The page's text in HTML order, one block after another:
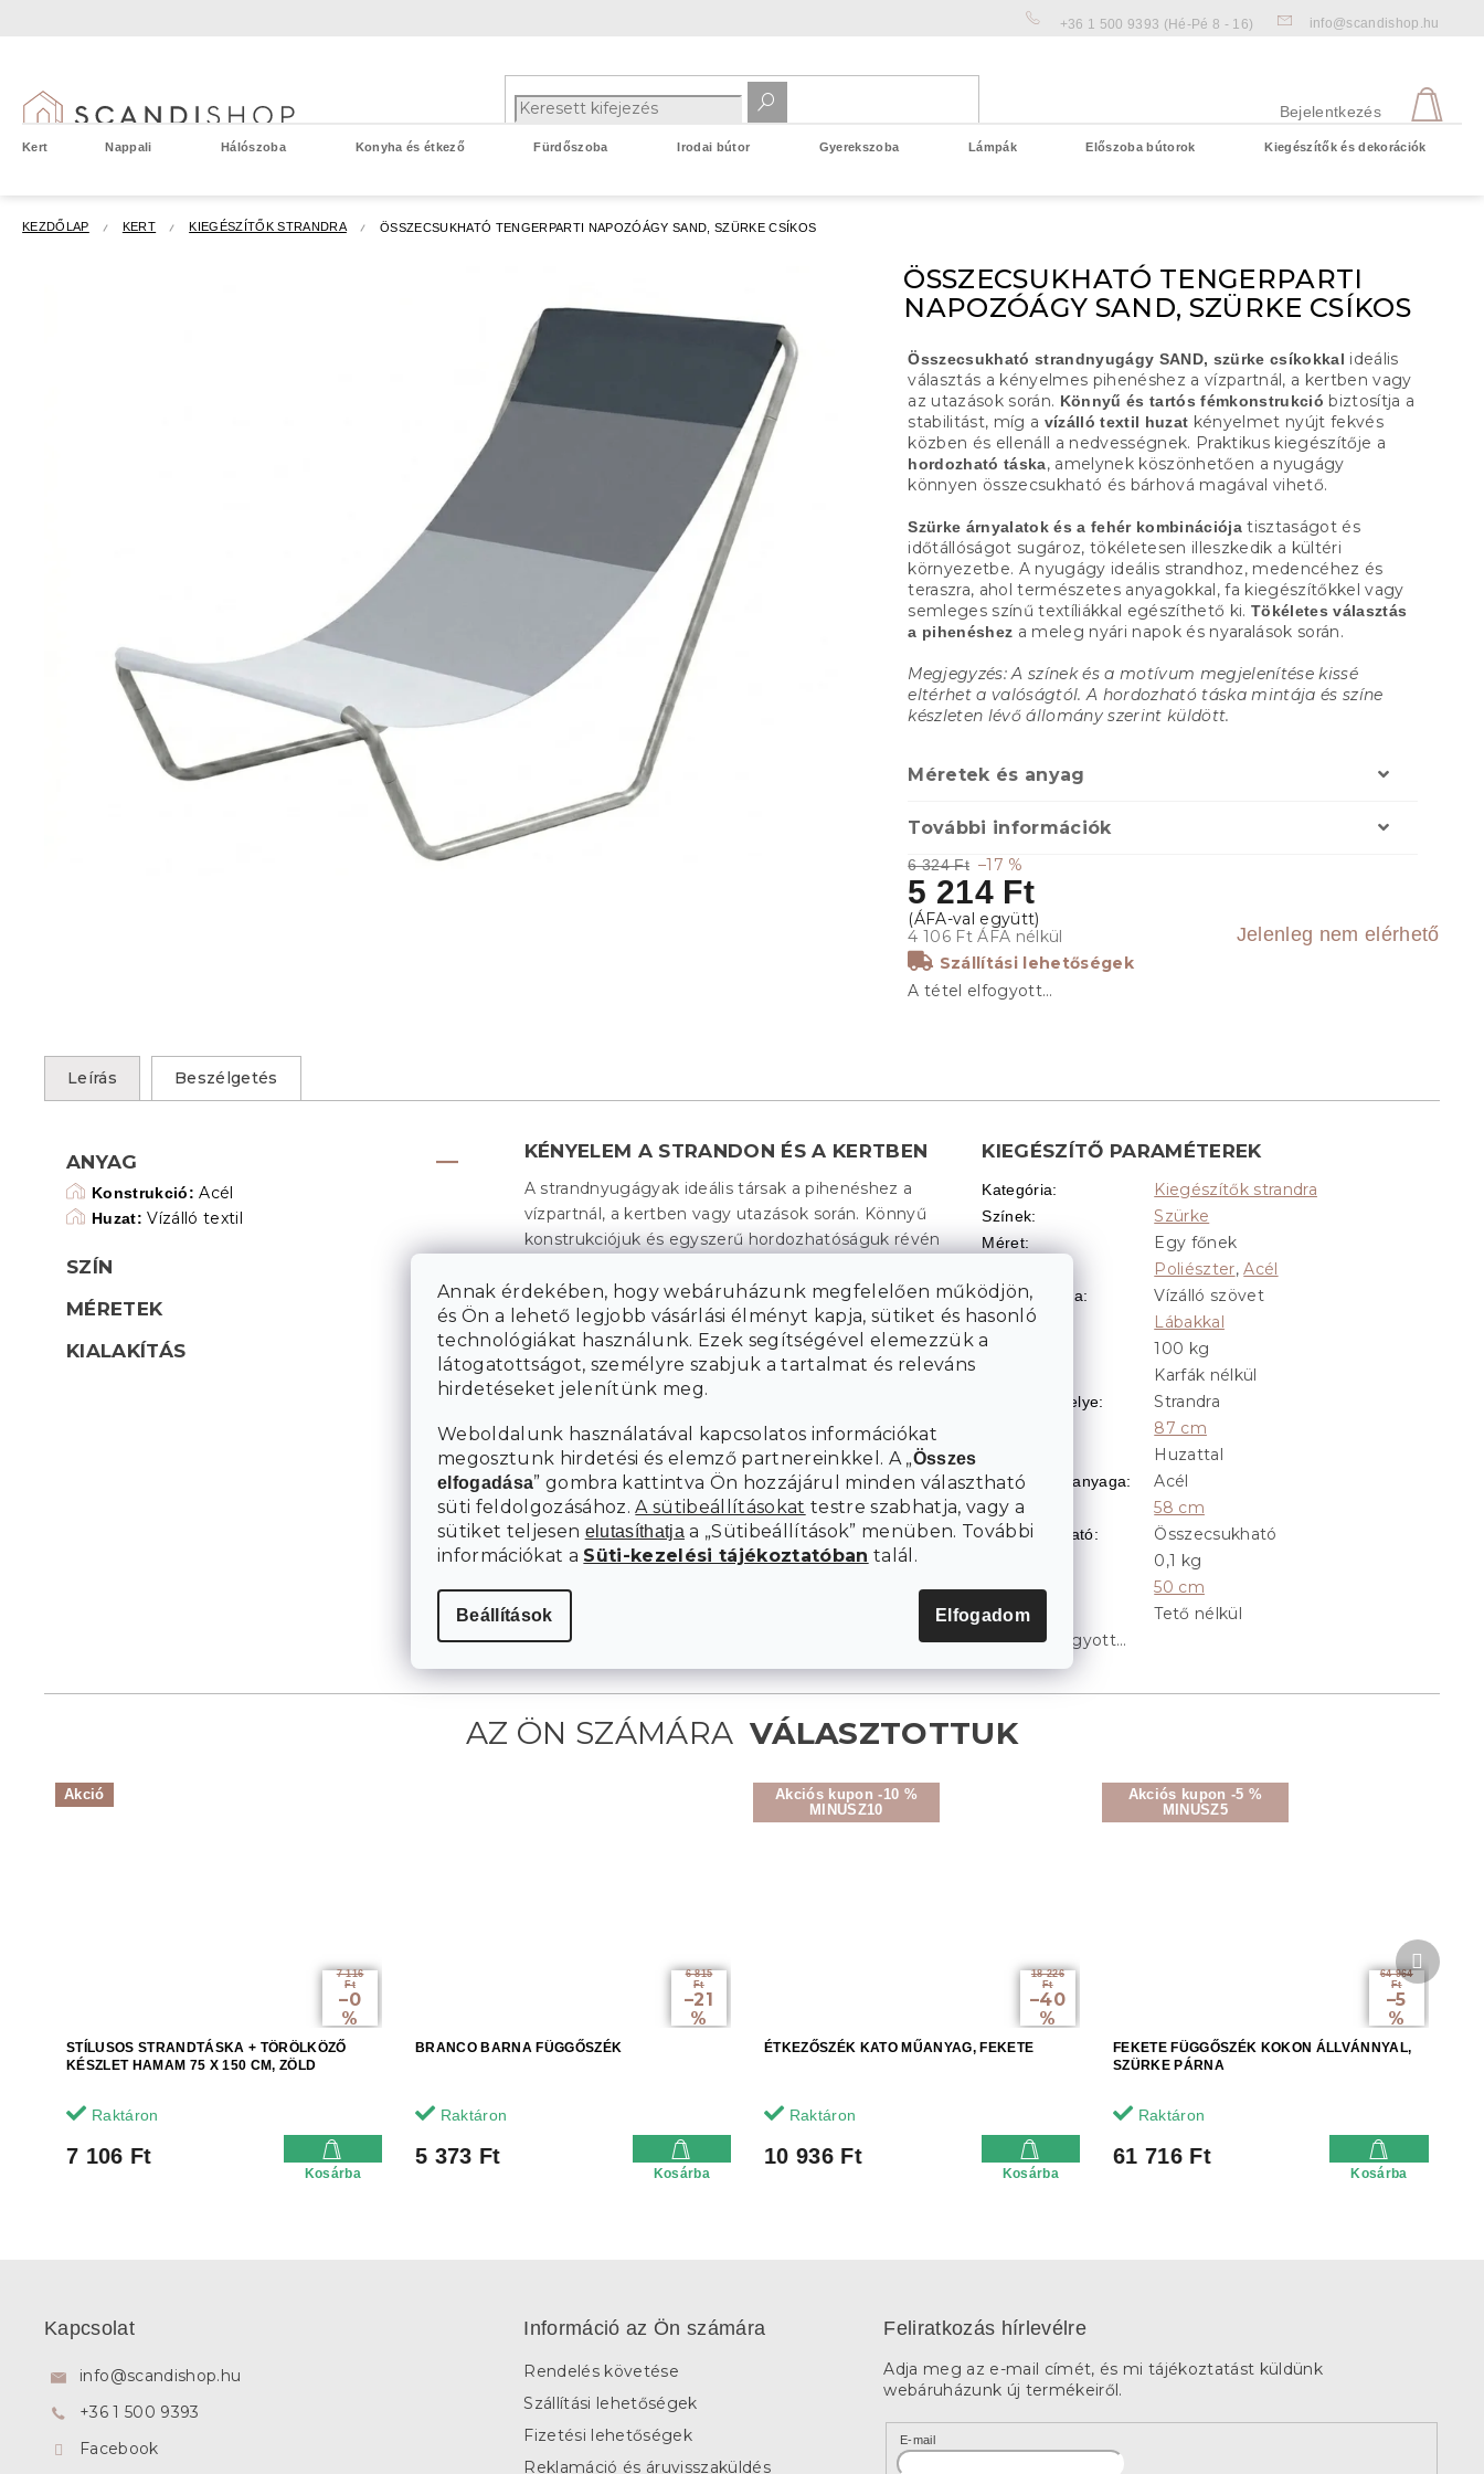
Annak érdekében, hogy webáruházunk megfelelően működjön,
és Ön a lehető legjobb vásárlási élményt kapja, sütiket és hasonló
technológiákat használunk. Ezek segítségével elemezzük a
látogatottságot, személyre szabjuk a tartalmat és releváns
hirdetéseket jelenítünk meg.
Weboldalunk használatával kapcsolatos információkat
megosztunk hirdetési és elemző partnereinkkel. A „Összes
elfogadása” gombra kattintva Ön hozzájárul minden választható
süti feldolgozásához.A sütibeállításokat testre szabhatja, vagy a
sütiket teljesen elutasíthatja a „Sütibeállítások” menüben. További
információkat a Süti-kezelési tájékoztatóban talál.
Beállítások Elfogadom
+36 1 500 9393 (Hé-Pé 8 - 16) info@scandishop.hu
Bejelentkezés
Kert Nappali Hálószoba Konyha és étkező Fürdőszoba Irodai bútor Gyerekszoba Lámpák Előszoba bútorok Kiegészítők és dekorációk
KEZDŐLAP KERT KIEGÉSZÍTŐK STRANDRA ÖSSZECSUKHATÓ TENGERPARTI NAPOZÓÁGY SAND, SZÜRKE CSÍKOS
ÖSSZECSUKHATÓ TENGERPARTI
NAPOZÓÁGY SAND, SZÜRKE CSÍKOS
6 324 Ft –17 %
5 214 Ft
4 106 Ft ÁFA nélkül Jelenleg nem elérhető
Szállítási lehetőségek
A tétel elfogyott…
Összecsukható strandnyugágy SAND, szürke csíkokkal ideális
választás a kényelmes pihenéshez a vízpartnál, a kertben vagy
az utazások során. Könnyű és tartós fémkonstrukció biztosítja a
stabilitást, míg a vízálló textil huzat kényelmet nyújt fekvés
közben és ellenáll a nedvességnek. Praktikus kiegészítője a
hordozható táska, amelynek köszönhetően a nyugágy
könnyen összecsukható és bárhová magával vihető.
Szürke árnyalatok és a fehér kombinációja tisztaságot és
időtállóságot sugároz, tökéletesen illeszkedik a kültéri
környezetbe. A nyugágy ideális strandhoz, medencéhez és
teraszra, ahol természetes anyagokkal, fa kiegészítőkkel vagy
semleges színű textíliákkal egészíthető ki.Tökéletes választás
a pihenéshez a meleg nyári napok és nyaralások során.
Megjegyzés: A színek és a motívum megjelenítése kissé
eltérhet a valóságtól. A hordozható táska mintája és színe
készleten lévő állomány szerint küldött.
Méretek és anyag
További információk
Akció
7 116
Ft
–0
%
STÍLUSOS STRANDTÁSKA + TÖRÖLKÖZŐ
KÉSZLET HAMAM 75 X 150 CM, ZÖLD
Raktáron
7 106 Ft
Kosárba
6 815
Ft
–21
%
BRANCO BARNA FÜGGŐSZÉK
Raktáron
5 373 Ft
Kosárba
Akciós kupon -10 %
MINUSZ10
18 226
Ft
–40
%
ÉTKEZŐSZÉK KATO MŰANYAG, FEKETE
Raktáron
10 936 Ft
Kosárba
Akciós kupon -5 %
MINUSZ5
64 964
Ft
–5
%
FEKETE FÜGGŐSZÉK KOKON ÁLLVÁNNYAL,
SZÜRKE PÁRNA
Raktáron
61 716 Ft
Kosárba
termék
Leírás Beszélgetés
ANYAG
Konstrukció: Acél
Huzat: Vízálló textil
SZÍN
MÉRETEK
KIALAKÍTÁS
KÉNYELEM A STRANDON ÉS A KERTBEN
A strandnyugágyak ideális társak a pihenéshez a
vízpartnál, a kertben vagy utazások során. Könnyű
konstrukciójuk és egyszerű hordozhatóságuk révén
könnyű karbantartást és hosszú élettartamot biztosít,
míg a tartós konstrukció stabil támaszt nyújt a
relaxáció során. Élvezze a napos napokat teljes
mértékben– akár könyvet olvas, napozik, vagy csak a
környező tájban gyönyörködik.
KIEGÉSZÍTŐ PARAMÉTEREK
Kategória: Kiegészítők strandra
Színek: Szürke
Méret: Egy főnek
Poliészter,Acél
Huzat anyaga: Vízálló szövet
Lábak: Lábakkal
Teherbírás 100 kg
Karfák nélkül
Használat helye: Strandra
87 cm
Huzattal
Konstrukció anyaga: Acél
Magasság 58 cm
Összecsukható: Összecsukható
0,1 kg
Szélesség 50 cm
Tető:
Tető nélkül
A tétel elfogyott…
Kapcsolat
info@scandishop.hu
+36 1 500 9393
Facebook
Információ az Ön számára
Rendelés követése
Szállítási lehetőségek
Fizetési lehetőségek
Reklamáció és áruvisszaküldés
Feliratkozás hírlevélre
Adja meg az e-mail címét, és mi tájékoztatást küldünk
webáruházunk új termékeiről.
E-mail